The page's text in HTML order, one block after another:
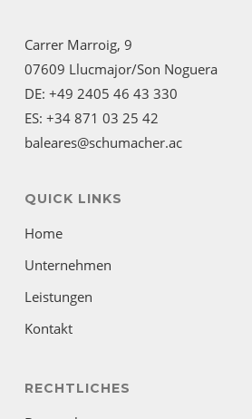
Carrer Marroig, 9
07609 Llucmajor/Son Noguera
DE: +49 2405 46 43 330
ES: +34 871 03 25 42
baleares@schumacher.ac
QUICK LINKS
Home
Unternehmen
Leistungen
Kontakt
RECHTLICHES